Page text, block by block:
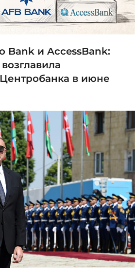
Bank и AccessBank:
в июне